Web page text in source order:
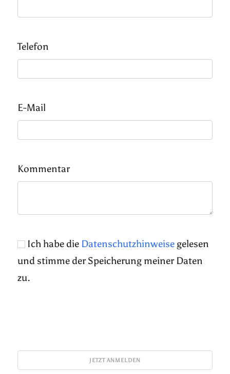
Telefon
E-Mail
Kommentar
Ich habe die Datenschutzhinweise gelesen
und stimme der Speicherung meiner Daten
zu.